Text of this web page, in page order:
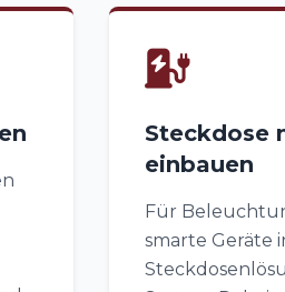
Steckdose
einbauen
Für
smarte Geräte